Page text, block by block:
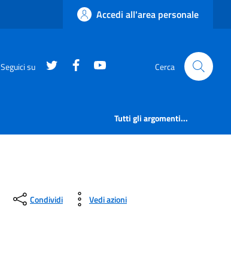
Accedi all'area personale
Seguici su https://twitter.com/comunementana
https://www.facebook.com/
http://www.youtube.com/
Cerca
Tutti gli argomenti...
Condividi Vedi azioni